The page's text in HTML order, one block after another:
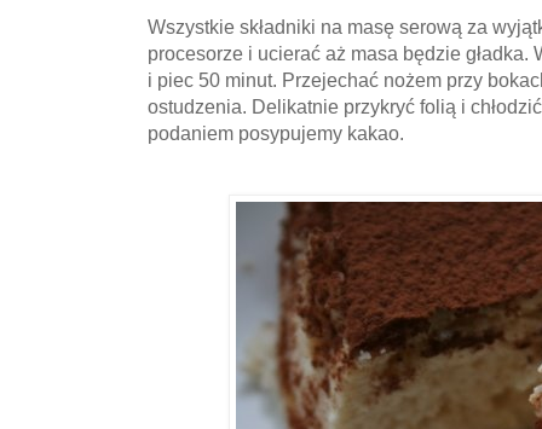
Wszystkie składniki na masę serową za
procesorze i ucierać aż masa będzie gładka.
i piec 50 minut. Przejechać nożem przy
ostudzenia. Delikatnie przykryć folią i
podaniem posypujemy kakao.